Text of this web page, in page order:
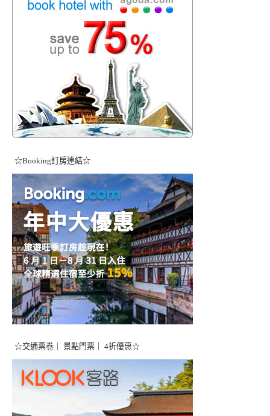
☆Booking訂房連結☆
☆交通票卷｜ 景點門票｜ 4折優惠☆